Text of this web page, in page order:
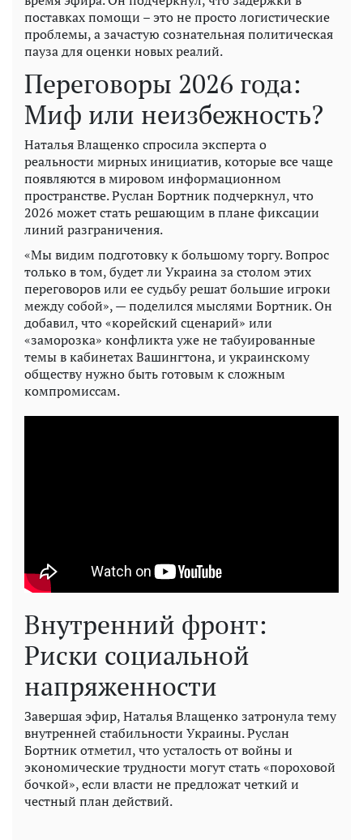
поставках помощи – это не просто логистические
проблемы, а зачастую сознательная политическая
пауза для оценки новых реалий.
Переговоры 2026 года:
Миф или неизбежность?
Наталья Влащенко спросила эксперта о
реальности мирных инициатив, которые все чаще
появляются в мировом информационном
пространстве. Руслан Бортник подчеркнул, что
2026 может стать решающим в плане фиксации
линий разграничения.
«Мы видим подготовку к большому торгу. Вопрос
только в том, будет ли Украина за столом этих
переговоров или ее судьбу решат большие игроки
между собой», — поделился мыслями Бортник. Он
добавил, что «корейский сценарий» или
«заморозка» конфликта уже не табуированные
темы в кабинетах Вашингтона, и украинскому
обществу нужно быть готовым к сложным
компромиссам.
Внутренний фронт:
Риски социальной
напряженности
Завершая эфир, Наталья Влащенко затронула тему
внутренней стабильности Украины. Руслан
Бортник отметил, что усталость от войны и
экономические трудности могут стать «пороховой
бочкой», если власти не предложат четкий и
честный план действий.